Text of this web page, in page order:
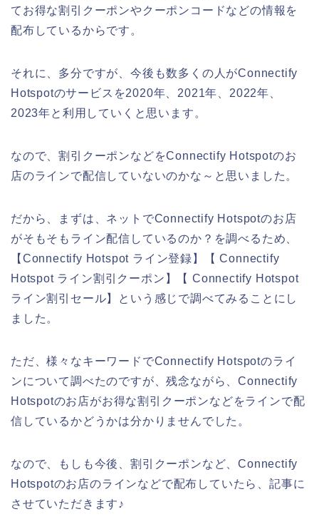
てお得な割引クーポンやクーポンコードなどの情報を
配布しているからです。
それに、多分ですが、今後も数多くの人がConnectify
Hotspotのサービスを2020年、2021年、2022年、
2023年と利用していくと思います。
なので、割引クーポンなどをConnectify Hotspotのお
店のラインで配信していないのかな～と思いました。
だから、まずは、ネットでConnectify Hotspotのお店
がそもそもライン配信しているのか？を調べるため、
【Connectify Hotspot ライン登録】【 Connectify
Hotspot ライン割引クーポン】【 Connectify Hotspot
ライン割引セール】という感じで調べてみることにし
ました。
ただ、様々なキーワードでConnectify Hotspotのライ
ンについて調べたのですが、残念ながら、Connectify
Hotspotのお店がお得な割引クーポンなどをラインで配
信しているかどうかは分かりませんでした。
なので、もしも今後、割引クーポンなど、Connectify
Hotspotのお店のラインなどで配布していたら、記事に
させていただきます♪